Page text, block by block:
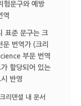
험문구와 예방
역
표준 문구는 크
번역가 (크리
부문 번역
할당되어 있는
반영
리덴셜 내 문서